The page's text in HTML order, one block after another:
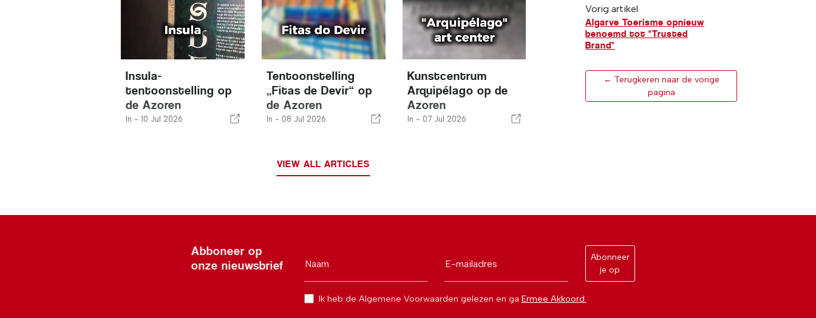
Insula-
tentoonstelling op
de Azoren
In -10 Jul 2026
Tentoonstelling
„Fitas de Devir“ op
de Azoren
In - 08 Jul 2026
Kunstcentrum
Arquipélago op de
Azoren
In - 07 Jul 2026
VIEW ALL ARTICLES
Vorig artikel
Algarve Toerisme opnieuw
benoemd tot "Trusted
Brand"
← Terugkeren naar de vorige
pagina
Abboneer op
onze nieuwsbrief
Naam E-mailadres
Abonneer
je op
Ik heb de Algemene Voorwaarden gelezen en ga Ermee Akkoord.